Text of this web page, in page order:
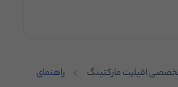
افیلیت مارکتینگ
راهنمای